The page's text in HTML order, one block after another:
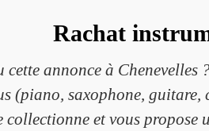
Rachat
cette annonce à
(piano, saxophone,
collectionne et vous propose